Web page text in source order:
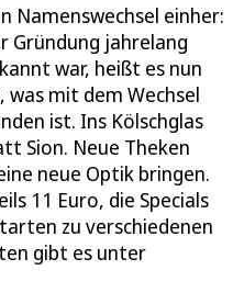
Namenswechsel einher:
Gründung jahrelang
war, heißt es nun
was mit dem Wechsel
ist. Ins Kölschglas
Sion. Neue Theken
neue Optik bringen.
11 Euro, die Specials
zu verschiedenen
gibt es unter